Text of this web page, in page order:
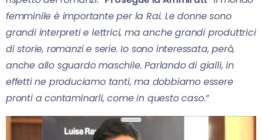
femminile è importante per la Rai. Le donne sono
grandi interpreti e lettrici, ma anche grandi produttrici
di storie, romanzi e serie. Io sono interessata, però,
anche allo sguardo maschile. Parlando di gialli, in
effetti ne produciamo tanti, ma dobbiamo essere
pronti a contaminarli, come in questo caso.”